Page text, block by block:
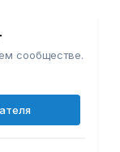
сообществе.